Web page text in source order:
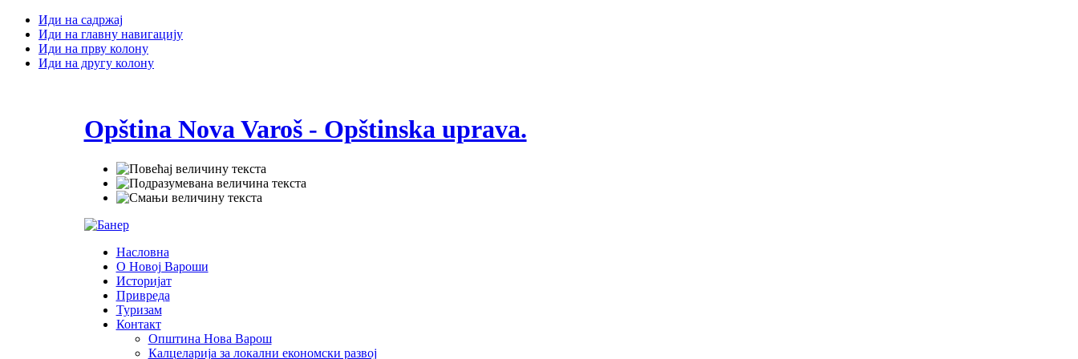
Иди на садржај
Иди на главну навигацију
Иди на прву колону
Иди на другу колону
Opština Nova Varoš - Opštinska uprava.
Насловна
О Новој Вароши
Историјат
Привреда
Туризам
Контакт
Општина Нова Варош
Калцеларија за локални економски развој